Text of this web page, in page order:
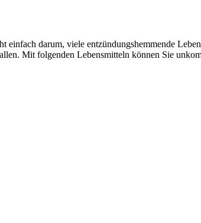
darum, viele entzündungshemmende
Mit folgenden Lebensmitteln können Sie